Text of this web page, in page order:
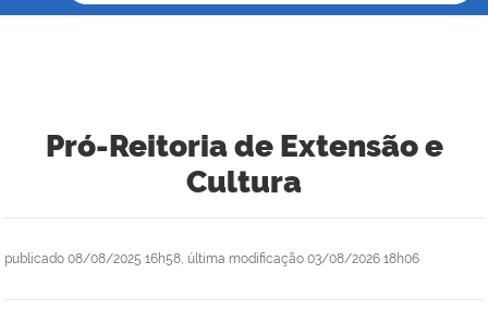
Pró-Reitoria de Extensão e
Cultura
publicado 08/08/2025 16h58, última modificação 03/08/2026 18h06